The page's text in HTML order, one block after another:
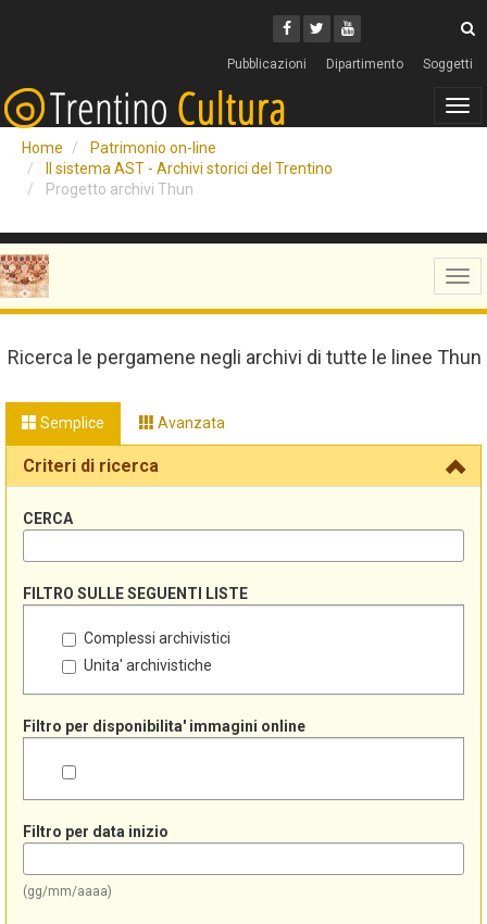
Facebook
Twitter
Youtube
Pubblicazioni Dipartimento Soggetti
Home
Patrimonio on-line
Il sistema AST - Archivi storici del Trentino
Progetto archivi Thun
Ricerca le pergamene negli archivi di tutte le linee Thun
Semplice Avanzata
Criteri di ricerca
CERCA
FILTRO SULLE SEGUENTI LISTE
Complessi archivistici
Unita' archivistiche
Filtro per disponibilita' immagini online
Filtro per data inizio
(gg/mm/aaaa)